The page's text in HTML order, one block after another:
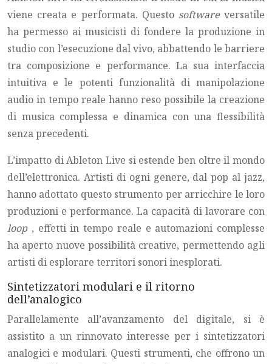
viene creata e performata. Questo softwareversatile
ha permesso ai musicisti di fondere la produzione in
studio con l’esecuzione dal vivo, abbattendo le barriere
tra composizione e performance. La sua interfaccia
intuitiva e le potenti funzionalità di manipolazione
audio in tempo reale hanno reso possibile la creazione
di musica complessa e dinamica con una flessibilità
senza precedenti.
L’impatto di Ableton Live si estende ben oltre il mondo
dell’elettronica. Artisti di ogni genere, dal pop al jazz,
hanno adottato questo strumento per arricchire le loro
produzioni e performance. La capacità di lavorare con
loop , effetti in tempo reale e automazioni complesse
ha aperto nuove possibilità creative, permettendo agli
artisti di esplorare territori sonori inesplorati.
Sintetizzatori modulari e il ritorno
dell’analogico
Parallelamente all’avanzamento del digitale, si è
assistito a un rinnovato interesse per i sintetizzatori
analogici e modulari. Questi strumenti, che offrono un